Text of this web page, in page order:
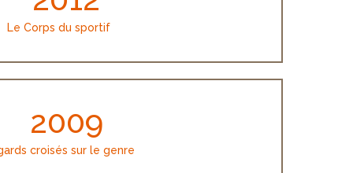
Le Corps du sportif
2009
croisés sur le genre